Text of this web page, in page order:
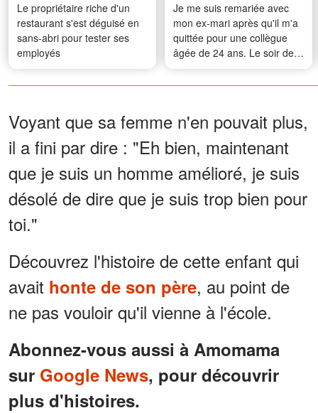
Le propriétaire riche d'un
restaurant s'est déguisé en
sans-abri pour tester ses
employés
Je me suis remariée avec
mon ex-mari après qu'il m'a
quittée pour une collègue
âgée de 24 ans. Le soir de
notre noces, j'ai reçu un
SMS provenant d'un numéro
vous voulez savoir pourquoi
il est vraiment revenu. »
Voyant que sa femme n'en pouvait plus,
il a fini par dire : "Eh bien, maintenant
que je suis un homme amélioré, je suis
désolé de dire que je suis trop bien pour
toi."
Découvrez l'histoire de cette enfant qui
avait honte de son père, au point de
ne pas vouloir qu'il vienne à l'école.
Abonnez-vous aussi à Amomama
sur Google News, pour découvrir
plus d'histoires.